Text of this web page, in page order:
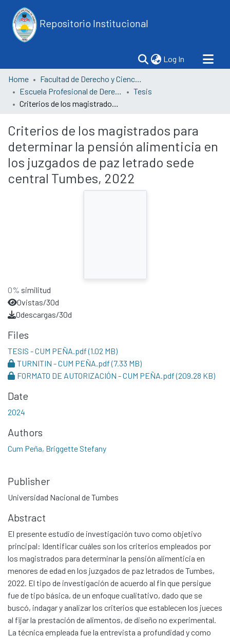
Repositorio Institucional
Log In (current)
Home
Facultad de Derecho y Ciencias Políticas
Escuela Profesional de Derecho
Tesis
Criterios de los magistrados para determinar la pensión alimenticia en los juzgados de paz letrado sede central Tumbes, 2022
Criterios de los magistrados para
determinar la pensión alimenticia en
los juzgados de paz letrado sede
central Tumbes, 2022
0% similitud
0vistas/30d
0descargas/30d
Files
TESIS - CUM PEÑA.pdf(1.02 MB)
TURNITIN - CUM PEÑA.pdf(7.33 MB)
FORMATO DE AUTORIZACIÓN - CUM PEÑA.pdf(209.28 KB)
Date
2024
Authors
Cum Peña, Briggette Stefany
Publisher
Universidad Nacional de Tumbes
Abstract
El presente estudio de investigación tuvo como objetivo
principal: Identificar cuáles son los criterios empleados por
los magistrados para determinar la pensión alimenticia en
menores de edad en los juzgados de paz letrados de Tumbes,
2022. El tipo de investigación de acuerdo al fin que persigue
fue de tipo básica, de un enfoque cualitativo, dado que se
buscó, indagar y analizar los criterios que establecen los jueces
al fijar la prestación de alimentos, de diseño no experimental.
La técnica empleada fue la entrevista a profundidad y como